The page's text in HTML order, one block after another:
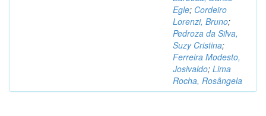
Egle; Cordeiro
Lorenzi, Bruno;
Pedroza da Silva,
Suzy Cristina;
Ferreira Modesto,
Josivaldo; Lima
Rocha, Rosângela